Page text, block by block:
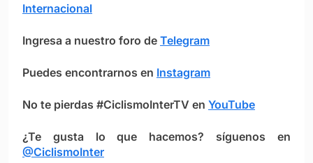
Internacional
Ingresa a nuestro foro de Telegram
Puedes encontrarnos en Instagram
No te pierdas #CiclismoInterTV en YouTube
¿Te gusta lo que hacemos? síguenos en
@CiclismoInter